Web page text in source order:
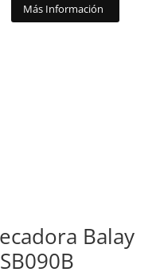
Más Información
Balay